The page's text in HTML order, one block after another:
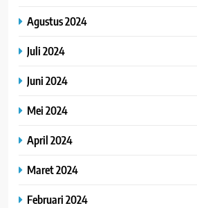
Agustus 2024
Juli 2024
Juni 2024
Mei 2024
April 2024
Maret 2024
Februari 2024